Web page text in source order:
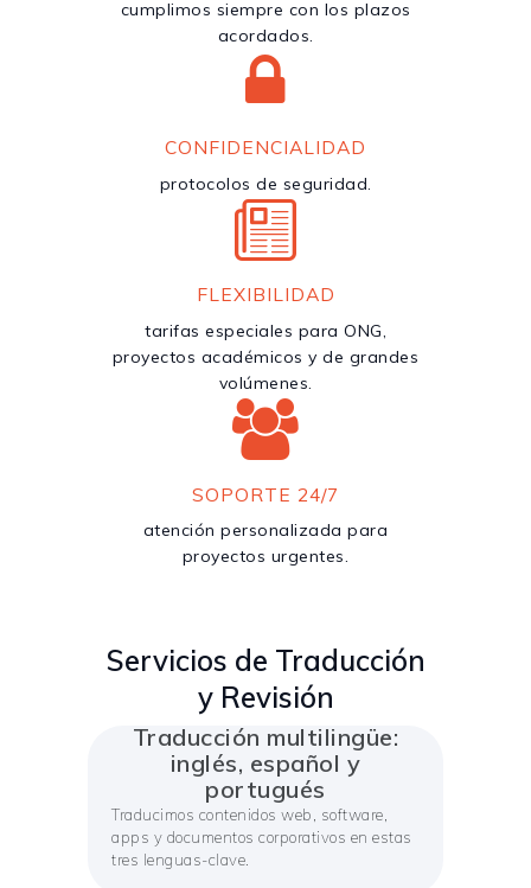
cumplimos siempre con los plazos
acordados.
CONFIDENCIALIDAD
protocolos de seguridad.
FLEXIBILIDAD
tarifas especiales para ONG,
proyectos académicos y de grandes
volúmenes.
SOPORTE 24/7
atención personalizada para
proyectos urgentes.
Servicios de Traducción
y Revisión
Traducción multilingüe:
inglés, español y
portugués
Traducimos contenidos web, software,
apps y documentos corporativos en estas
tres lenguas-clave.